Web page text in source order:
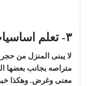
٣- تعلم اساسيات تعلم البرمجة للمبتدئين
لا يبنى المنزل من
متراصه بجانب بعضها
معنى وغرض. وهكذا